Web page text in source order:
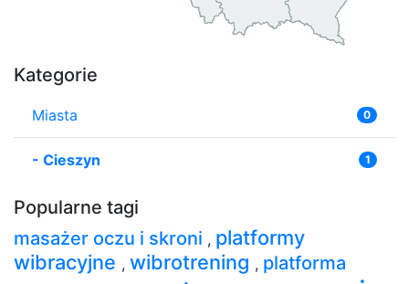
Kategorie
Miasta 0
- Cieszyn 1
Popularne tagi
masażer oczu i skroni , platformy
wibracyjne , wibrotrening , platforma